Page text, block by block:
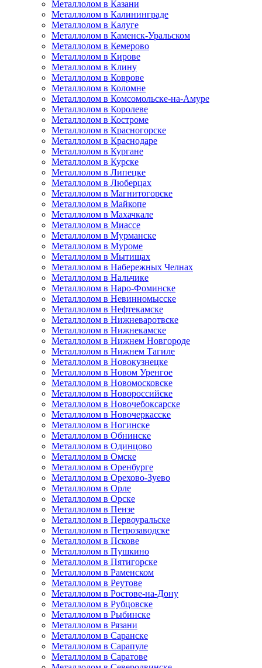
Металлолом в Казани
Металлолом в Калининграде
Металлолом в Калуге
Металлолом в Каменск-Уральском
Металлолом в Кемерово
Металлолом в Кирове
Металлолом в Клину
Металлолом в Коврове
Металлолом в Коломне
Металлолом в Комсомольске-на-Амуре
Металлолом в Королеве
Металлолом в Костроме
Металлолом в Красногорске
Металлолом в Краснодаре
Металлолом в Кургане
Металлолом в Курске
Металлолом в Липецке
Металлолом в Люберцах
Металлолом в Магнитогорске
Металлолом в Майкопе
Металлолом в Махачкале
Металлолом в Миассе
Металлолом в Мурманске
Металлолом в Муроме
Металлолом в Мытищах
Металлолом в Набережных Челнах
Металлолом в Нальчике
Металлолом в Наро-Фоминске
Металлолом в Невинномысске
Металлолом в Нефтекамске
Металлолом в Нижневаротвске
Металлолом в Нижнекамске
Металлолом в Нижнем Новгороде
Металлолом в Нижнем Тагиле
Металлолом в Новокузнецке
Металлолом в Новом Уренгое
Металлолом в Новомосковске
Металлолом в Новороссийске
Металлолом в Новочебоксарске
Металлолом в Новочеркасске
Металлолом в Ногинске
Металлолом в Обнинске
Металлолом в Одинцово
Металлолом в Омске
Металлолом в Оренбурге
Металлолом в Орехово-Зуево
Металлолом в Орле
Металлолом в Орске
Металлолом в Пензе
Металлолом в Первоуральске
Металлолом в Петрозаводске
Металлолом в Пскове
Металлолом в Пушкино
Металлолом в Пятигорске
Металлолом в Раменском
Металлолом в Реутове
Металлолом в Ростове-на-Дону
Металлолом в Рубцовске
Металлолом в Рыбинске
Металлолом в Рязани
Металлолом в Саранске
Металлолом в Сарапуле
Металлолом в Саратове